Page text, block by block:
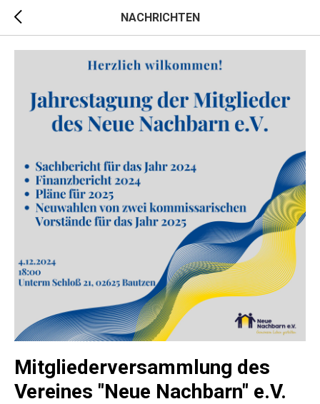
NACHRICHTEN
Mitgliederversammlung des
Vereines "Neue Nachbarn" e.V.